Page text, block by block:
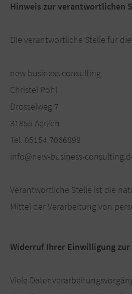
Hinweis zur verantwortlichen
Die verantwortliche Stelle für
new business consulting
Christel Pohl
Drosselweg 7
31855 Aerzen
Tel. 05154 7066898
info@new-business-
Verantwortliche Stelle ist die
Mittel der Verarbeitung von
Widerruf Ihrer Einwilligung
Viele